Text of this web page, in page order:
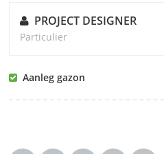
PROJECT DESIGNER
Particulier
Aanleg gazon